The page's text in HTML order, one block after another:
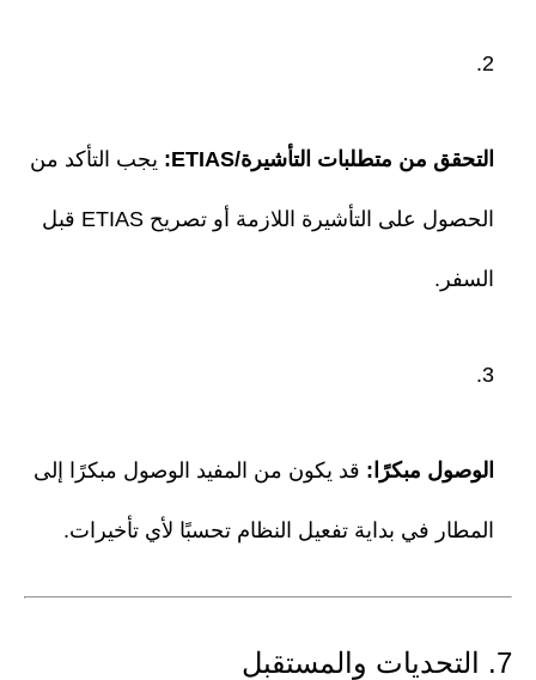
التحقق من متطلبات التأشيرة/ETIAS: يجب التأكد من
الحصول على التأشيرة اللازمة أو تصريح ETIAS قبل
السفر.
الوصول مبكرًا: قد يكون من المفيد الوصول مبكرًا إلى
المطار في بداية تفعيل النظام تحسبًا لأي تأخيرات.
7. التحديات والمستقبل